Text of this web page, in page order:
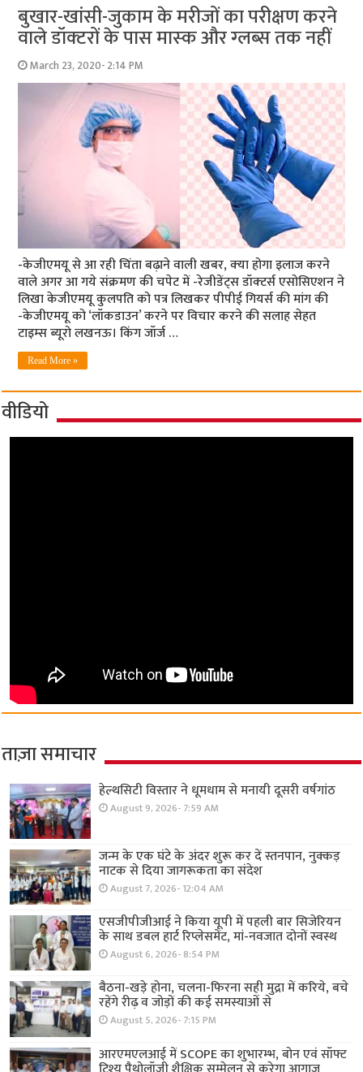
बुखार-खांसी-जुकाम के मरीजों का परीक्षण करने
वाले डॉक्‍टरों के पास मास्‍क और ग्‍लब्‍स तक नहीं
March 23, 2020- 2:14 PM
-केजीएमयू से आ रही चिंता बढ़ाने वाली खबर, क्‍या होगा इलाज करने
वाले अगर आ गये संक्रमण की चपेट में -रेजीडेंट्स डॉक्‍टर्स एसोसिएशन ने
लिखा केजीएमयू कुलपति को पत्र लिखकर पीपीई गियर्स की मांग की
-केजीएमयू को ‘लॉकडाउन’ करने पर विचार करने की सलाह सेहत
टाइम्‍स ब्‍यूरो लखनऊ। किंग जॉर्ज …
Read More »
वीडियो
ताज़ा समाचार
हेल्थसिटी विस्तार ने धूमधाम से मनायी दूसरी वर्षगांठ
August 9, 2026- 7:59 AM
जन्म के एक घंटे के अंदर शुरू कर दें स्तनपान, नुक्कड़
नाटक से दिया जागरूकता का संदेश
August 7, 2026- 12:04 AM
एसजीपीजीआई ने किया यूपी में पहली बार सिजेरियन
के साथ डबल हार्ट रिप्लेसमेंट, मां-नवजात दोनों स्वस्थ
August 6, 2026- 8:54 PM
बैठना-खड़े होना, चलना-फिरना सही मुद्रा में करिये, बचे
रहेंगे रीढ़ व जोड़ों की कई समस्याओं से
August 5, 2026- 7:15 PM
आरएमएलआई में SCOPE का शुभारम्भ, बोन एवं सॉफ्ट